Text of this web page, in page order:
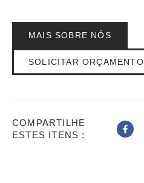
MAIS SOBRE NÓS
SOLICITAR ORÇAMENTO
COMPARTILHE
ESTES ITENS :